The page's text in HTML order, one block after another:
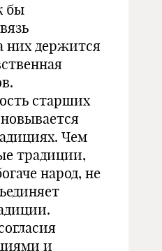
бы
них держится
старших
Чем
традиции,
народ, не
и